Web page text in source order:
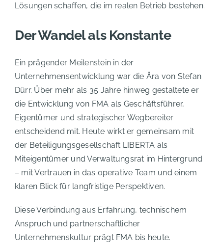
Lösungen schaffen, die im realen Betrieb bestehen.
Der Wandel als Konstante
Ein prägender Meilenstein in der
Unternehmensentwicklung war die Ära von Stefan
Dürr. Über mehr als 35 Jahre hinweg gestaltete er
die Entwicklung von FMA als Geschäftsführer,
Eigentümer und strategischer Wegbereiter
entscheidend mit. Heute wirkt er gemeinsam mit
der Beteiligungsgesellschaft LIBERTA als
Miteigentümer und Verwaltungsrat im Hintergrund
– mit Vertrauen in das operative Team und einem
klaren Blick für langfristige Perspektiven.
Diese Verbindung aus Erfahrung, technischem
Anspruch und partnerschaftlicher
Unternehmenskultur prägt FMA bis heute.